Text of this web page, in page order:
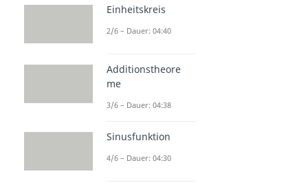
Einheitskreis
2/6 – Dauer: 04:40
Additionstheore
me
3/6 – Dauer: 04:38
Sinusfunktion
4/6 – Dauer: 04:30